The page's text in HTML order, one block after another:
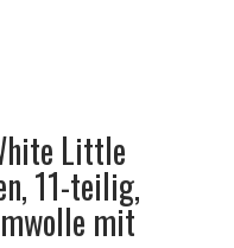
Little
11-teilig,
mit